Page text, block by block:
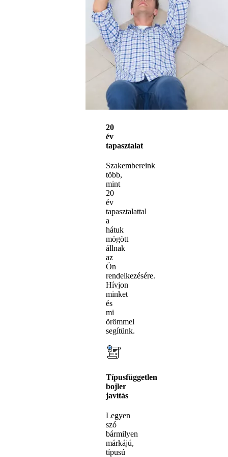
20
év
tapasztalat
Szakembereink
több,
mint
20
év
tapasztalattal
a
hátuk
mögött
állnak
az
Ön
rendelkezésére.
Hívjon
minket
és
mi
örömmel
segítünk.
Típusfüggetlen
bojler
javítás
Legyen
szó
bármilyen
márkájú,
típusú